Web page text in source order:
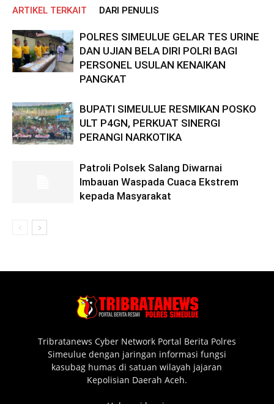
ARTIKEL TERKAIT DARI PENULIS
POLRES SIMEULUE GELAR TES URINE
DAN UJIAN BELA DIRI POLRI BAGI
PERSONEL USULAN KENAIKAN
PANGKAT
BUPATI SIMEULUE RESMIKAN POSKO
ULT P4GN, PERKUAT SINERGI
PERANGI NARKOTIKA
Patroli Polsek Salang Diwarnai
Imbauan Waspada Cuaca Ekstrem
kepada Masyarakat
Tribratanews Cyber Network Portal Berita Polres
Simeulue dengan jaringan informasi fungsi
kasubag humas di satuan wilayah jajaran
Kepolisian Daerah Aceh.